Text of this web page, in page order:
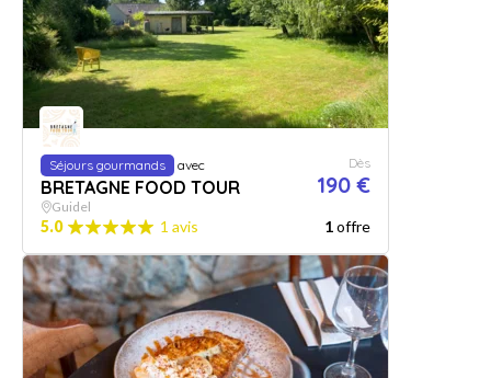
Séjours gourmands avec
BRETAGNE FOOD TOUR
Dès
190 €
Guidel
5.0 1 avis 1offre